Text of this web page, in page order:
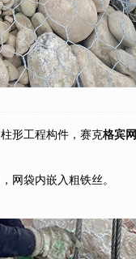
形工程构件，赛克格宾网
网袋内嵌入粗铁丝。